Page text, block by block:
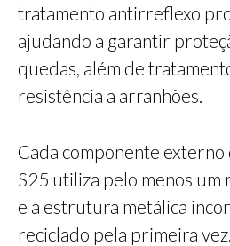
tratamento antirreflexo
ajudando a garantir
quedas, além de
resistência a arranhões.
Cada componente externo
S25 utiliza pelo menos um
e a estrutura metálica
reciclado pela primeira vez.